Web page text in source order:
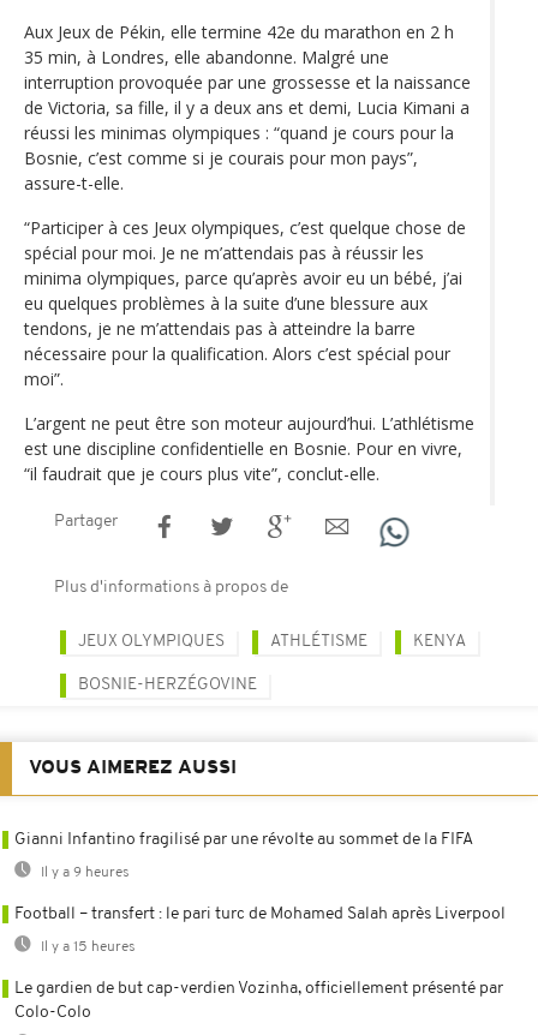
Aux Jeux de Pékin, elle termine 42e du marathon en 2 h
35 min, à Londres, elle abandonne. Malgré une
interruption provoquée par une grossesse et la naissance
de Victoria, sa fille, il y a deux ans et demi, Lucia Kimani a
réussi les minimas olympiques : “quand je cours pour la
Bosnie, c’est comme si je courais pour mon pays”,
assure-t-elle.
“Participer à ces Jeux olympiques, c’est quelque chose de
spécial pour moi. Je ne m’attendais pas à réussir les
minima olympiques, parce qu’après avoir eu un bébé, j’ai
eu quelques problèmes à la suite d’une blessure aux
tendons, je ne m’attendais pas à atteindre la barre
nécessaire pour la qualification. Alors c’est spécial pour
moi”.
L’argent ne peut être son moteur aujourd’hui. L’athlétisme
est une discipline confidentielle en Bosnie. Pour en vivre,
“il faudrait que je cours plus vite”, conclut-elle.
Partager
Plus d'informations à propos de
JEUX OLYMPIQUES ATHLÉTISME KENYA
BOSNIE-HERZÉGOVINE
VOUS AIMEREZ AUSSI
Gianni Infantino fragilisé par une révolte au sommet de la FIFA
Il y a 9 heures
Football – transfert : le pari turc de Mohamed Salah après Liverpool
Il y a 15 heures
Le gardien de but cap-verdien Vozinha, officiellement présenté par
Colo-Colo